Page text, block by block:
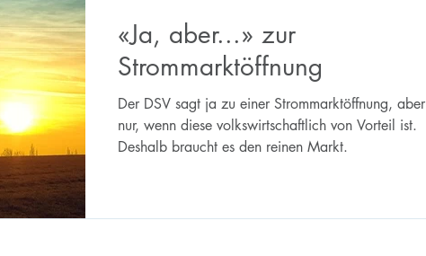
«Ja, aber...» zur
Strommarktöffnung
Der DSV sagt ja zu einer Strommarktöffnung, aber
nur, wenn diese volkswirtschaftlich von Vorteil ist.
Deshalb braucht es den reinen Markt.